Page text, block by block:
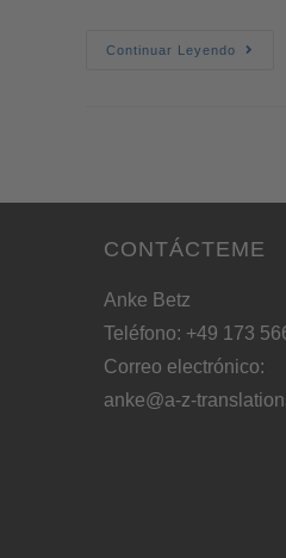
Continuar Leyendo
CONTÁCTEME
Anke Betz
Teléfono: +49 173
Correo electrónico:
anke@a-z-